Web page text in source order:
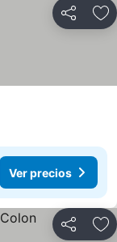
Compartir
Ver precios
Compartir